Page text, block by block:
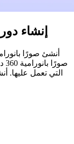
إنشاء دورات 360 درجة